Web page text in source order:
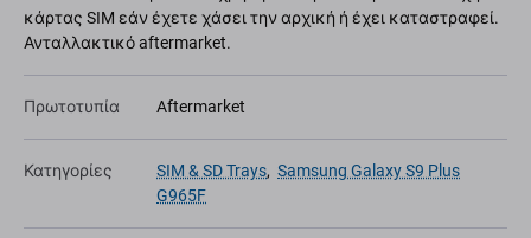
κάρτας SIM εάν έχετε χάσει την αρχική ή έχει καταστραφεί.
Ανταλλακτικό aftermarket.
Πρωτοτυπία Aftermarket
Κατηγορίες SIM & SD Trays, Samsung Galaxy S9 Plus
G965F